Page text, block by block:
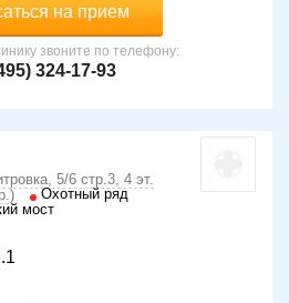
на прием
звоните по телефону:
324-17-93
5/6 стр.3, 4 эт.
Охотный ряд
мост